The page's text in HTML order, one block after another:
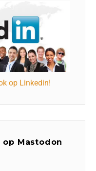
op Linkedin!
Mastodon